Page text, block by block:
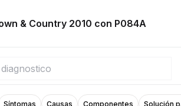
& Country 2010 con P084A
Síntomas Causas Componentes Solución